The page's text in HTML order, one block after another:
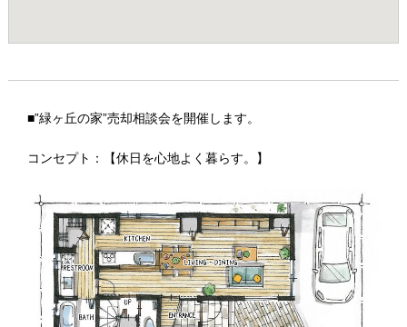
■”緑ヶ丘の家”売却相談会を開催します。
コンセプト：【休日を心地よく暮らす。】